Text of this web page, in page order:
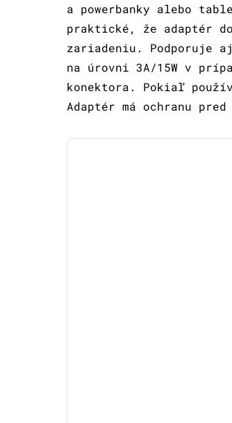
a powerbanky alebo
praktické, že adaptér
zariadeniu. Podporuje
na úrovni 3A/15W v
konektora. Pokiaľ
Adaptér má ochranu